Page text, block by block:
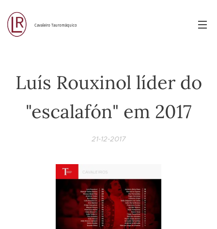
Cavaleiro Tauromáquico
Luís Rouxinol líder do
"escalafón" em 2017
21-12-2017